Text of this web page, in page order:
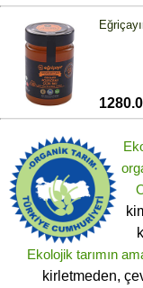
Ekolojik tarımın
kirletmeden,